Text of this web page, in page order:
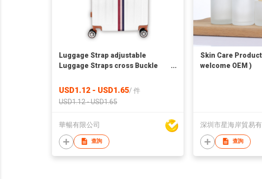
Luggage Strap adjustable
Luggage Straps cross Buckle
USD1.12 - USD1.65/ 件
USD1.12 - USD1.65
華暢有限公司
查詢
Skin Care
welcome OEM )
深圳市星海岸貿易
查詢